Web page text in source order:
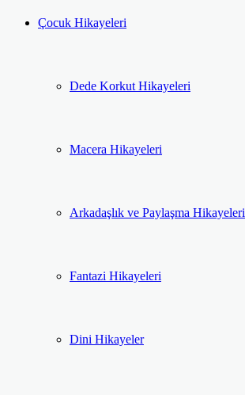
Çocuk Hikayeleri
Dede Korkut Hikayeleri
Macera Hikayeleri
Arkadaşlık ve Paylaşma Hikayeleri
Fantazi Hikayeleri
Dini Hikayeler